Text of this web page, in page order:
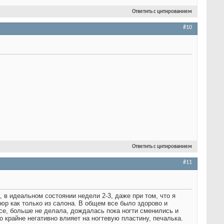
Ответить с цитированием
#10
Ответить с цитированием
#11
идеальном состоянии недели 2-3, даже при том, что я
как только из салона. В общем все было здорово и
больше не делала, дождалась пока ногти сменились и
негативно влияет на ногтевую пластину, печалька.